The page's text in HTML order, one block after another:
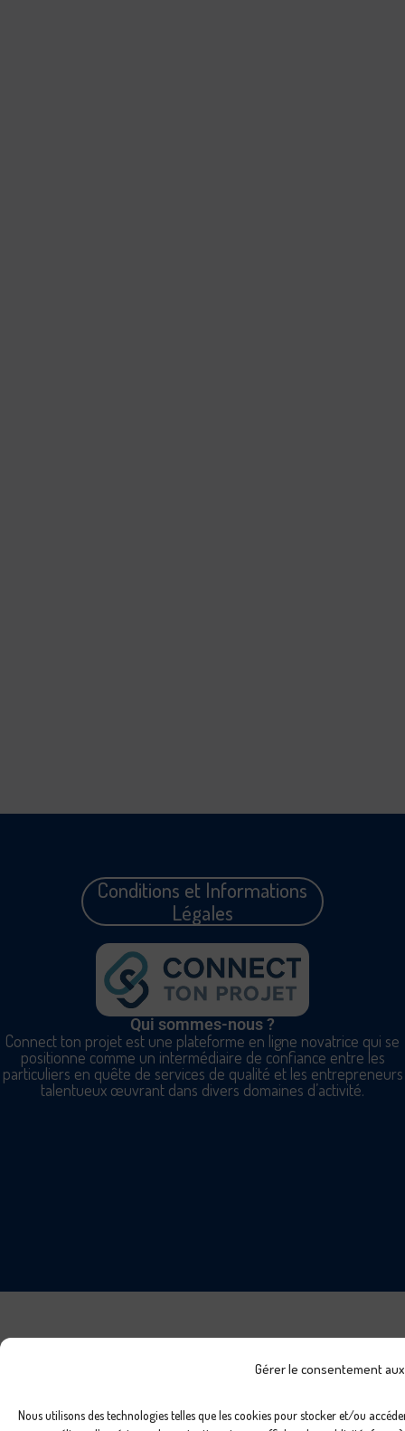
Gérer le consentement
Nous utilisons des technologies telles que les cookies pour stocker et/ou
Conditions et Informations
Légales
Qui sommes-nous ?
Connect ton projet est une plateforme en ligne novatrice qui se
positionne comme un intermédiaire de confiance entre les
particuliers en quête de services de qualité et les entrepreneurs
talentueux œuvrant dans divers domaines d’activité.